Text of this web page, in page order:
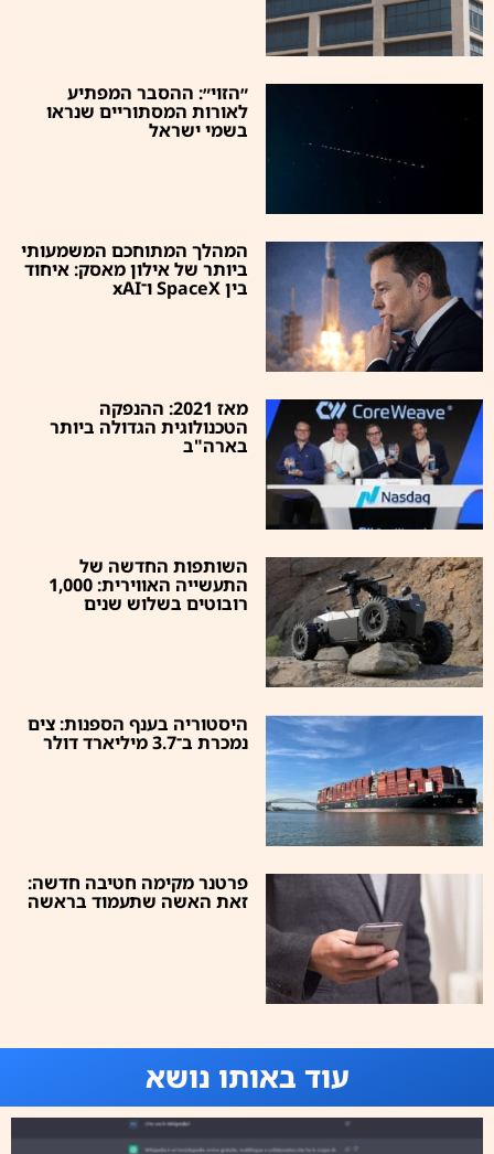
״הזוי״: ההסבר המפתיע
לאורות המסתוריים שנראו
בשמי ישראל
המהלך המתוחכם המשמעותי
ביותר של אילון מאסק: איחוד
בין SpaceX ו־xAI
מאז 2021: ההנפקה
הטכנולוגית הגדולה ביותר
בארה"ב
השותפות החדשה של
התעשייה האווירית: 1,000
רובוטים בשלוש שנים
היסטוריה בענף הספנות: צים
נמכרת ב־3.7 מיליארד דולר
פרטנר מקימה חטיבה חדשה:
זאת האשה שתעמוד בראשה
עוד באותו נושא